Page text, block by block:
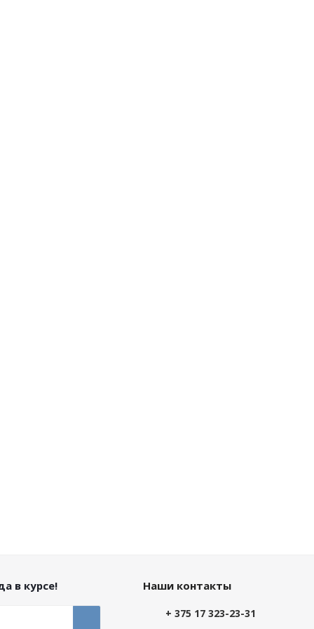
в курсе! Наши контакты
+ 375 17 323-23-31